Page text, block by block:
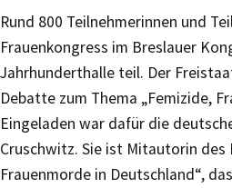
Rund 800 Teilnehmerinnen und
Frauenkongress im Breslauer
Jahrhunderthalle teil. Der
Debatte zum Thema „Femizide,
Eingeladen war dafür die
Cruschwitz. Sie ist Mitautorin des
Frauenmorde in Deutschland“,